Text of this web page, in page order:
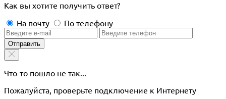
Как вы хотите получить ответ?
На почту
По телефону
Отправить
Что-то пошло не так...
Пожалуйста, проверьте подключение к Интернету